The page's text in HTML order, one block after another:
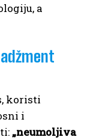
a
koristi
i
„neumoljiva